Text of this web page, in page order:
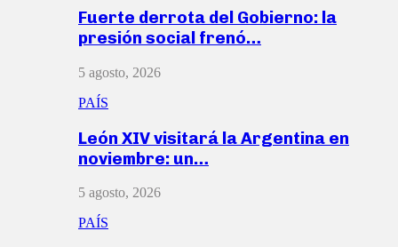
Fuerte derrota del Gobierno: la
presión social frenó…
5 agosto, 2026
PAÍS
León XIV visitará la Argentina en
noviembre: un…
5 agosto, 2026
PAÍS